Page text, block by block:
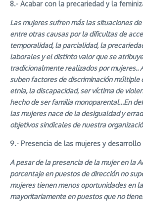
8.- Acabar con la precariedad y la
Las mujeres sufren más las situaciones
entre otras causas por la dificultas de
temporalidad, la parcialidad, la
laborales y el distinto valor que se
tradicionalmente realizados por mujeres..
suben factores de discriminación múltiple
etnia, la discapacidad, ser víctima de
hecho de ser familia monoparental…En
las mujeres nace de la desigualdad y
objetivos sindicales de nuestra
9.- Presencia de las mujeres y
A pesar de la presencia de la mujer en la
porcentaje en puestos de dirección no
mujeres tienen menos oportunidades en
mayoritariamente en puestos que no